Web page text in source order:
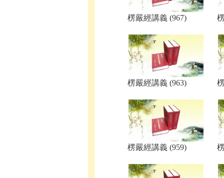
楞嚴經講義 (967)
楞嚴經講義 (963)
楞嚴經講義 (959)